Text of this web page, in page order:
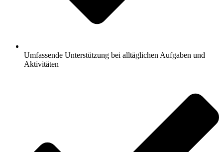
Umfassende Unterstützung bei alltäglichen Aufgaben und
Aktivitäten